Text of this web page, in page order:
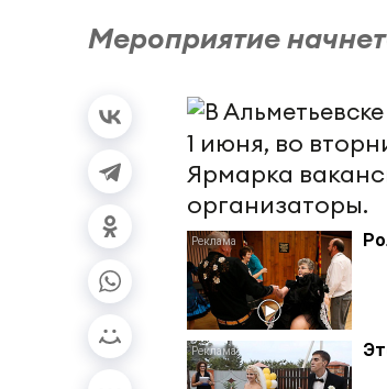
Мероприятие
1 июня, во
Ярмарка
организаторы.